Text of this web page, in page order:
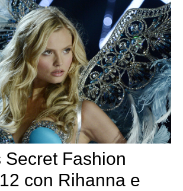
Secret Fashion
con Rihanna e